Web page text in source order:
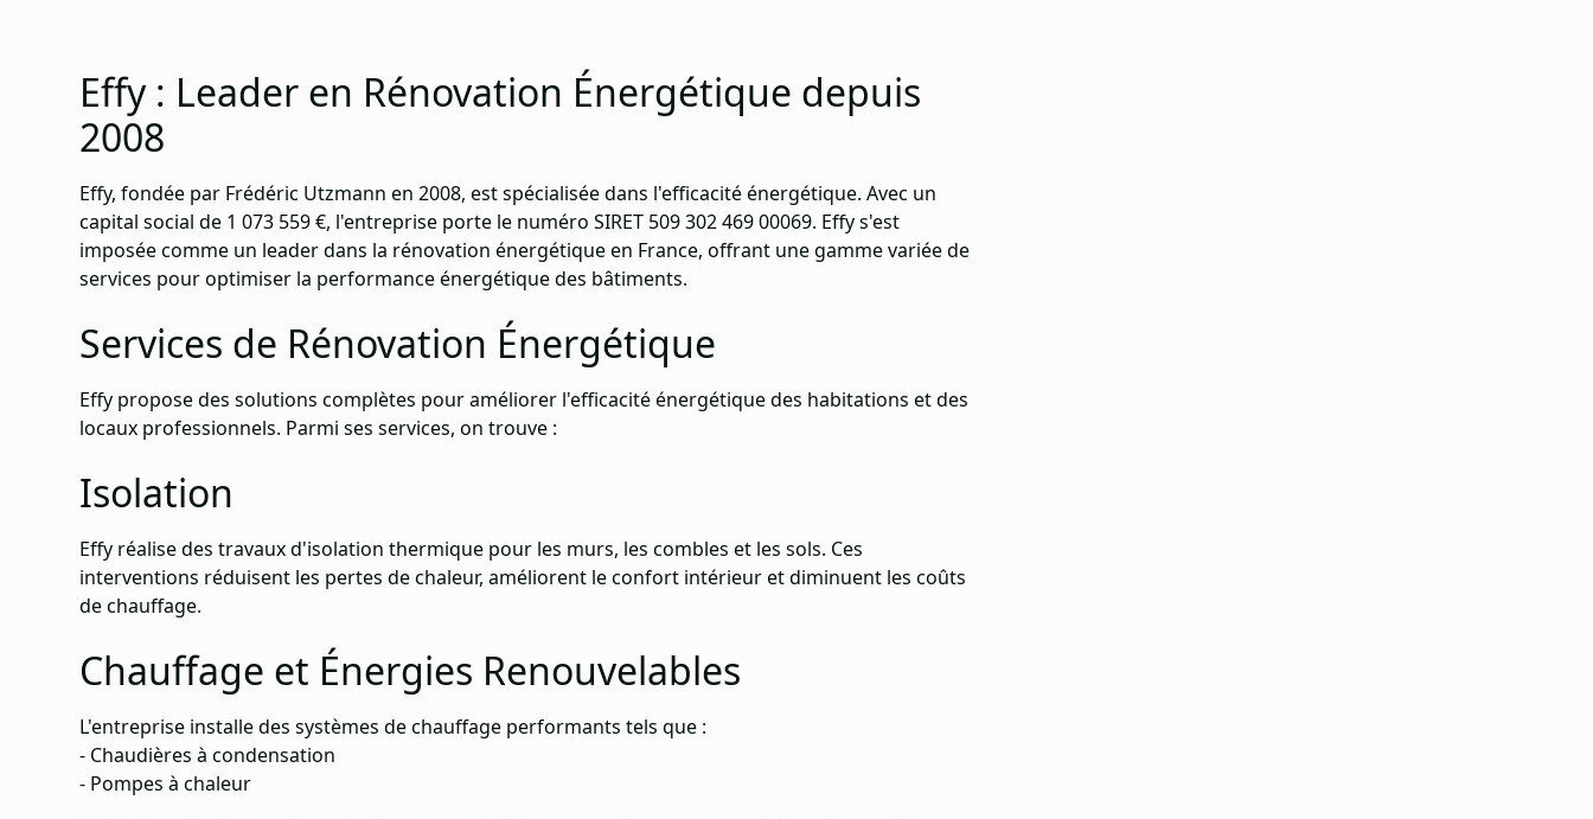
Effy : Leader en Rénovation Énergétique depuis
2008
Effy, fondée par Frédéric Utzmann en 2008, est spécialisée dans l'efficacité énergétique. Avec un
capital social de 1 073 559 €, l'entreprise porte le numéro SIRET 509 302 469 00069. Effy s'est
imposée comme un leader dans la rénovation énergétiqueen France, offrant une gamme variée de
services pour optimiser la performance énergétique des bâtiments.
Services de Rénovation Énergétique
Effy propose des solutions complètes pour améliorer l'efficacité énergétique des habitations et des
locaux professionnels. Parmi ses services, on trouve :
Isolation
Effy réalise des travaux d'isolation thermique pour les murs, les combles et les sols. Ces
interventions réduisent les pertes de chaleur, améliorent le confort intérieur et diminuent les coûts
de chauffage.
Chauffage et Énergies Renouvelables
L'entreprise installe des systèmes de chauffage performants tels que :
- Chaudières à condensation
- Pompes à chaleur